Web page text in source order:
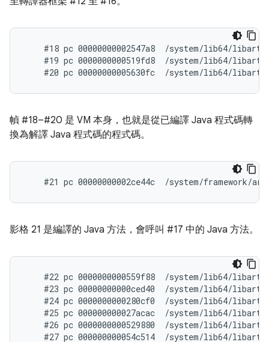
#18 pc 00000000002547a8  /system/lib64/
#19 pc 0000000000519fd8  /system/lib64/
幀 #18–#20 是 VM 本身，也就是從已編譯 Java 程式碼轉
換為解譯 Java 程式碼的程式碼。
影格 21 是編譯的 Java 方法，會呼叫 #17 中的 Java 方法。
#22 pc 0000000000559f88  /system/lib64/
#23 pc 00000000000ced40  /system/lib64/
#24 pc 0000000000280cf0  /system/lib64/
#25 pc 000000000027acac  /system/lib64/
#26 pc 0000000000529880  /system/lib64/